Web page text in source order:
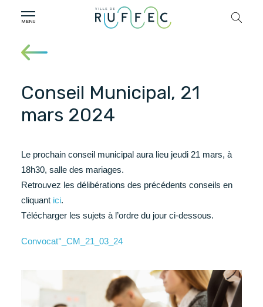
Conseil Municipal, 21
mars 2024
Le prochain conseil municipal aura lieu jeudi 21 mars, à
18h30, salle des mariages.
Retrouvez les délibérations des précédents conseils en
cliquant ici.
Télécharger les sujets à l’ordre du jour ci-dessous.
Convocat°_CM_21_03_24